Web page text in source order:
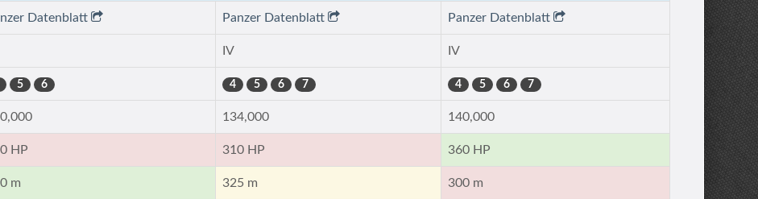
Datenblatt Panzer Datenblatt Panzer Datenblatt
IV IV
5 6 4 5 6 7 4 5 6 7
134,000 140,000
HP 310 HP 360 HP
m 325 m 300 m